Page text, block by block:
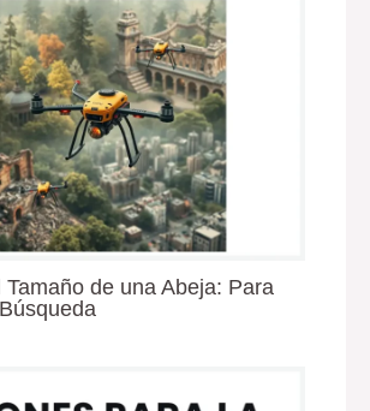
Tamaño de una Abeja: Para